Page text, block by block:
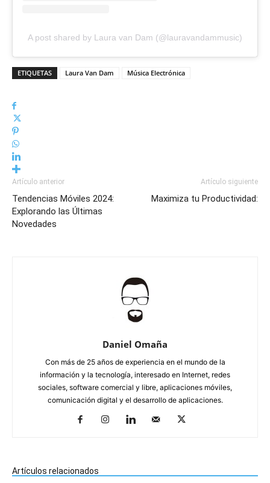
A post shared by Laura van Dam (@lauravandammusic)
ETIQUETAS Laura Van Dam Música Electrónica
Artículo anterior
Tendencias Móviles 2024:
Explorando las Últimas
Novedades
Artículo siguiente
Maximiza tu Productividad:
Daniel Omaña
Con más de 25 años de experiencia en el mundo de la
información y la tecnología, interesado en Internet, redes
sociales, software comercial y libre, aplicaciones móviles,
comunicación digital y el desarrollo de aplicaciones.
Artículos relacionados